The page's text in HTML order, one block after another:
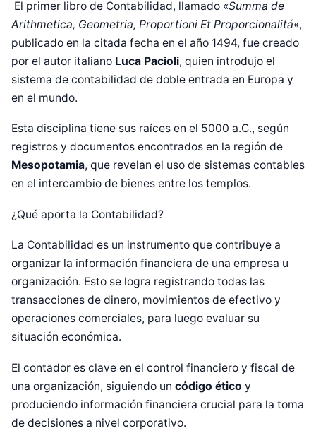
El primer libro de Contabilidad, llamado «Summa de
Arithmetica, Geometria, Proportioni Et Proporcionalitá«,
publicado en la citada fecha en el año 1494, fue creado
por el autor italiano Luca Pacioli, quien introdujo el
sistema de contabilidad de doble entrada en Europa y
en el mundo.
Esta disciplina tiene sus raíces en el 5000 a.C., según
registros y documentos encontrados en la región de
Mesopotamia, que revelan el uso de sistemas contables
en el intercambio de bienes entre los templos.
¿Qué aporta la Contabilidad?
La Contabilidad es un instrumento que contribuye a
organizar la información financiera de una empresa u
organización. Esto se logra registrando todas las
transacciones de dinero, movimientos de efectivo y
operaciones comerciales, para luego evaluar su
situación económica.
El contador es clave en el control financiero y fiscal de
una organización, siguiendo un código ético y
produciendo información financiera crucial para la toma
de decisiones a nivel corporativo.